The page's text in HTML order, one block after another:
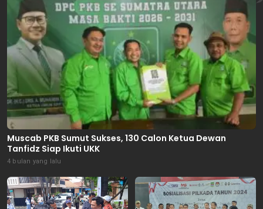
Muscab PKB Sumut Sukses, 130 Calon Ketua Dewan
Tanfidz Siap Ikuti UKK
4 bulan yang lalu